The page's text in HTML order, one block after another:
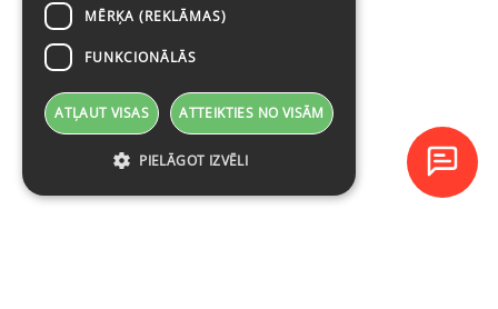
MĒRĶA (REKLĀMAS)
FUNKCIONĀLĀS
ATĻAUT VISAS ATTEIKTIES NO VISĀM
PIELĀGOT IZVĒLI